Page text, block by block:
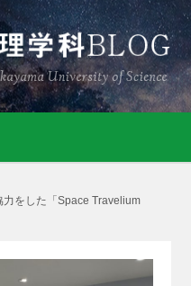
力をした「Space Travelium